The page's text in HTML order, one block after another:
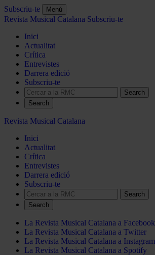
Subscriu-te Menú
Revista Musical Catalana Subscriu-te
Inici
Actualitat
Crítica
Entrevistes
Darrera edició
Subscriu-te
Search
Revista Musical Catalana
Inici
Actualitat
Crítica
Entrevistes
Darrera edició
Subscriu-te
Search
La Revista Musical Catalana a Facebook
La Revista Musical Catalana a Twitter
La Revista Musical Catalana a Instagram
La Revista Musical Catalana a Spotify